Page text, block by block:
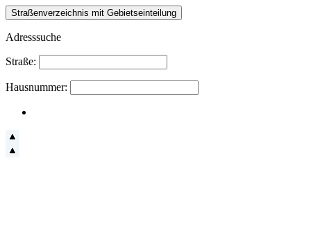
Adresssuche
Straße:
Hausnummer: